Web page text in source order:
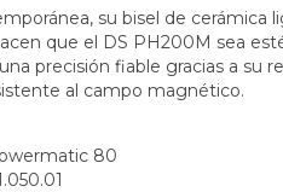
su bisel de cerámica
que el DS PH200M sea
precisión fiable gracias a su
al campo magnético.
80